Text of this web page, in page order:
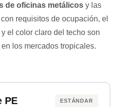
de oficinas metálicos y las
requisitos de ocupación, el
el color claro del techo son
los mercados tropicales.
PE ESTÁNDAR